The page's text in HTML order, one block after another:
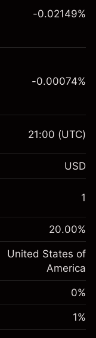
$1,000.00
-0.021485
%
$4,000.00
-0.02149%
-0.000738
%
(-$0.04)
-0.00074%
21:00 (UTC)
USD
1
20.00%
United States of
America
0%
1%